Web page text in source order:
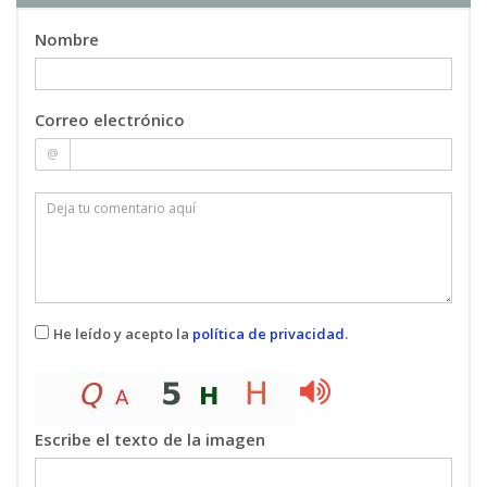
4.4. Structural assembly for photovoltaic
Unit 5: BASIC ELECTRICAL THEORY FOR
5.2. DC systems.
********MODULE 2. GRID-CONNECTED
PHOTOVOLTAIC SYSTEMS********
Nombre
Correo electrónico
@
He leído y acepto la política de privacidad.
Escribe el texto de la imagen